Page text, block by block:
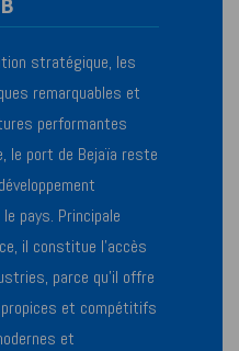
stratégique, les
remarquables et
performantes
le port de Bejaïa reste
pays. Principale
il constitue l’accès
parce qu’il offre
et compétitifs
et